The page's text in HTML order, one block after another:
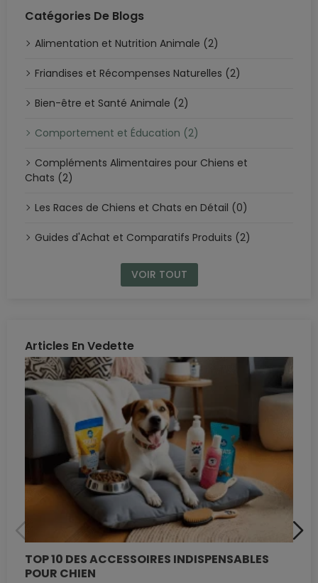
Catégories De Blogs
Alimentation et Nutrition Animale (2)
Friandises et Récompenses Naturelles (2)
Bien-être et Santé Animale (2)
Comportement et Éducation (2)
Compléments Alimentaires pour Chiens et
Chats (2)
Les Races de Chiens et Chats en Détail (0)
Guides d'Achat et Comparatifs Produits (2)
VOIR TOUT
Articles En Vedette
TOP 10 DES ACCESSOIRES INDISPENSABLES
POUR CHIEN